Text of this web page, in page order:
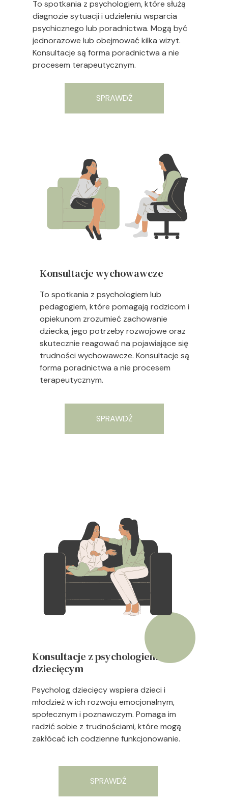
SPRAWDŹ
To spotkania z psychologiem, które służą
diagnozie sytuacji i udzieleniu wsparcia
psychicznego lub poradnictwa. Mogą być
jednorazowe lub obejmować kilka wizyt.
Konsultacje są forma poradnictwa a nie
procesem terapeutycznym.
SPRAWDŹ
To spotkania z psychologiem lub
pedagogiem, które pomagają rodzicom i
opiekunom zrozumieć zachowanie
dziecka, jego potrzeby rozwojowe oraz
skutecznie reagować na pojawiające się
trudności wychowawcze. Konsultacje są
forma poradnictwa a nie procesem
terapeutycznym.
Konsultacje wychowawcze
SPRAWDŹ
Psycholog dziecięcy wspiera dzieci i
młodzież w ich rozwoju emocjonalnym,
społecznym i poznawczym. Pomaga im
radzić sobie z trudnościami, które mogą
zakłócać ich codzienne funkcjonowanie.
Konsultacje z psychologiem
dziecięcym